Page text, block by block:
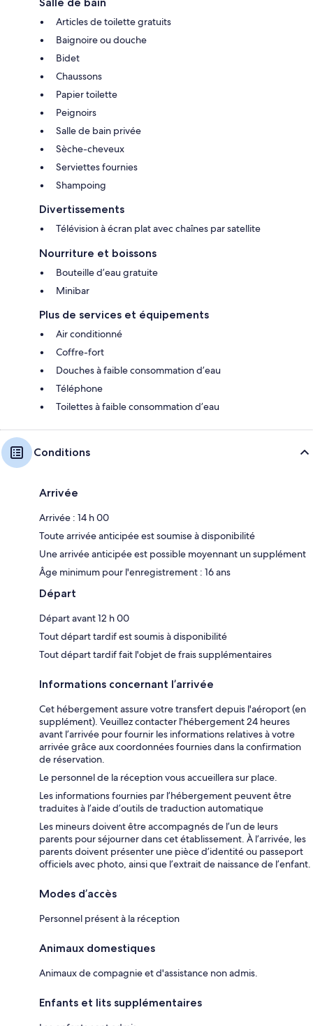
Articles de toilette gratuits
Baignoire ou douche
Bidet
Chaussons
Papier toilette
Peignoirs
Salle de bain privée
Sèche-cheveux
Serviettes fournies
Shampoing
Divertissements
Télévision à écran plat avec chaînes par satellite
Nourriture et boissons
Bouteille d’eau gratuite
Minibar
Plus de services et équipements
Air conditionné
Coffre-fort
Douches à faible consommation d’eau
Téléphone
Toilettes à faible consommation d’eau
Conditions
Arrivée
Arrivée : 14 h 00
Toute arrivée anticipée est soumise à disponibilité
Une arrivée anticipée est possible moyennant un supplément
Âge minimum pour l'enregistrement : 16 ans
Départ
Départ avant 12 h 00
Tout départ tardif est soumis à disponibilité
Tout départ tardif fait l'objet de frais supplémentaires
Informations concernant l’arrivée
Cet hébergement assure votre transfert depuis l'aéroport (en
supplément). Veuillez contacter l'hébergement 24 heures
avant l’arrivée pour fournir les informations relatives à votre
arrivée grâce aux coordonnées fournies dans la confirmation
de réservation.
Le personnel de la réception vous accueillera sur place.
Les informations fournies par l’hébergement peuvent être
traduites à l’aide d’outils de traduction automatique
Les mineurs doivent être accompagnés de l’un de leurs
parents pour séjourner dans cet établissement. À l’arrivée, les
parents doivent présenter une pièce d’identité ou passeport
officiels avec photo, ainsi que l’extrait de naissance de l’enfant.
Modes d’accès
Personnel présent à la réception
Animaux domestiques
Animaux de compagnie et d'assistance non admis.
Enfants et lits supplémentaires